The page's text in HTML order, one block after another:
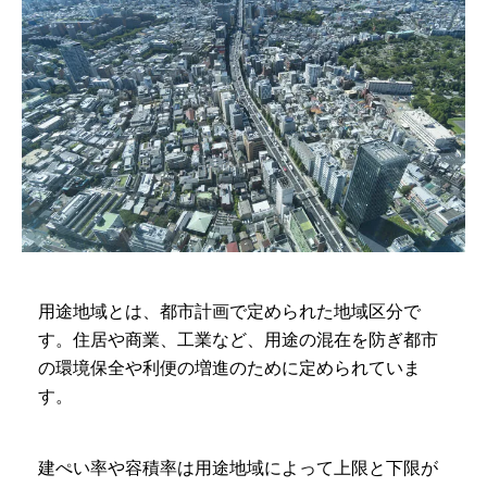
用途地域とは、都市計画で定められた地域区分で
す。住居や商業、工業など、用途の混在を防ぎ都市
の環境保全や利便の増進のために定められていま
す。
建ぺい率や容積率は用途地域によって上限と下限が